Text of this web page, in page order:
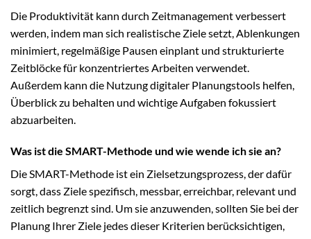
Die Produktivität kann durch Zeitmanagement verbessert
werden, indem man sich realistische Ziele setzt, Ablenkungen
minimiert, regelmäßige Pausen einplant und strukturierte
Zeitblöcke für konzentriertes Arbeiten verwendet.
Außerdem kann die Nutzung digitaler Planungstools helfen,
Überblick zu behalten und wichtige Aufgaben fokussiert
abzuarbeiten.
Was ist die SMART-Methode und wie wende ich sie an?
Die SMART-Methode ist ein Zielsetzungsprozess, der dafür
sorgt, dass Ziele spezifisch, messbar, erreichbar, relevant und
zeitlich begrenzt sind. Um sie anzuwenden, sollten Sie bei der
Planung Ihrer Ziele jedes dieser Kriterien berücksichtigen,